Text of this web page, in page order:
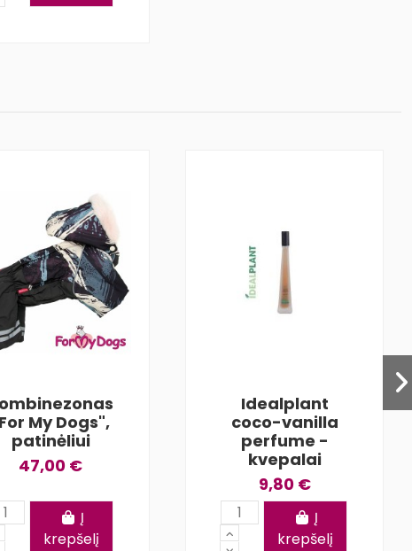
My Dogs",
patinėliui
47,00 €
Į
krepšelį
Idealplant
coco-vanilla
perfume -
kvepalai
9,80 €
Į
krepšelį